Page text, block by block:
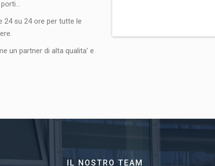
24 su 24 ore per tutte le
un partner di alta qualita' e
IL NOSTRO TEAM